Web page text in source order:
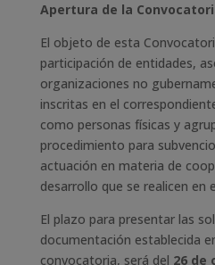
Apertura de la
El objeto de esta
participación de entidades,
organizaciones no
inscritas en el
como personas físicas y
procedimiento para
actuación en materia de
desarrollo que se realicen en
El plazo para presentar las
documentación establecida
convocatoria, será del 26 de